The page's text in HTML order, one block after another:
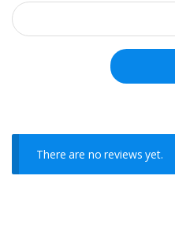
There are no reviews yet.